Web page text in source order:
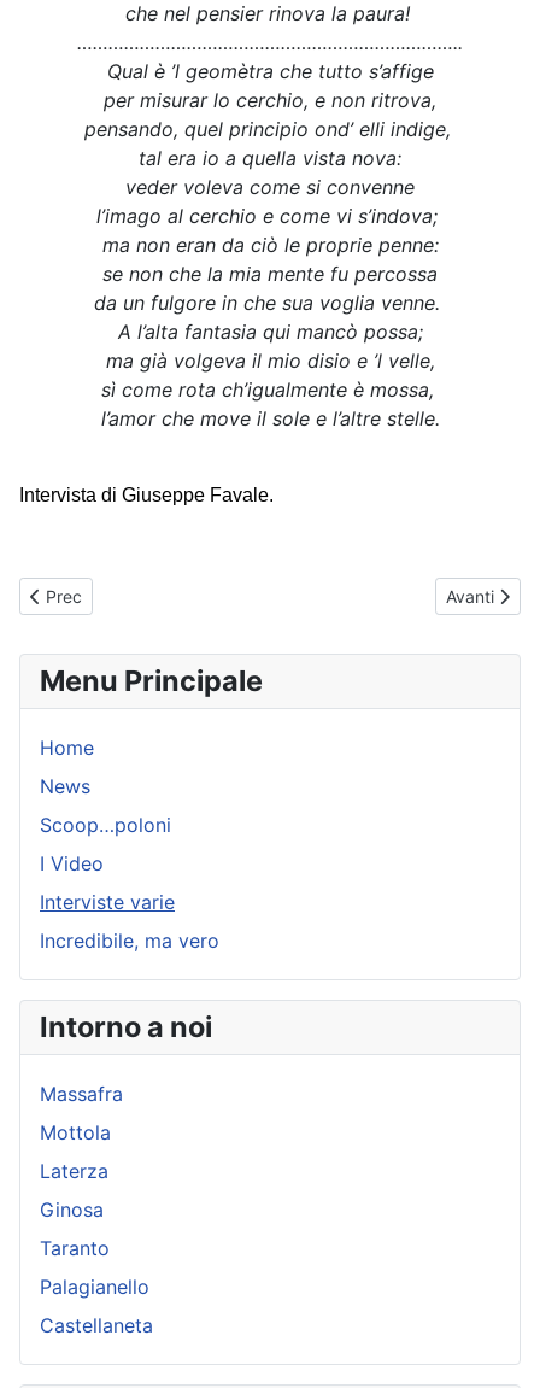
che nel pensier rinova la paura!
………………………………………………………………..
Qual è ’l geomètra che tutto s’affige
per misurar lo cerchio, e non ritrova,
pensando, quel principio ond’ elli indige,
tal era io a quella vista nova:
veder voleva come si convenne
l’imago al cerchio e come vi s’indova;
ma non eran da ciò le proprie penne:
se non che la mia mente fu percossa
da un fulgore in che sua voglia venne.
A l’alta fantasia qui mancò possa;
ma già volgeva il mio disio e ’l velle,
sì come rota ch’igualmente è mossa,
l’amor che move il sole e l’altre stelle.
Intervista di Giuseppe Favale.
Articolo precedente: Tra Dottrina, Teologia e Vangelo
Prec Articolo
Avanti
Menu Principale
Home
News
Scoop…poloni
I Video
Interviste varie
Incredibile, ma vero
Intorno a noi
Massafra
Mottola
Laterza
Ginosa
Taranto
Palagianello
Castellaneta